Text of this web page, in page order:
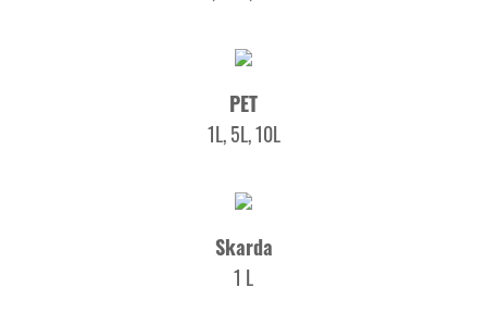
PET
1L, 5L, 10L
Skarda
1 L